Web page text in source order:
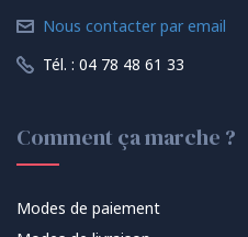
Nous contacter par email
Tél. : 04 78 48 61 33
Comment ça marche ?
Modes de paiement